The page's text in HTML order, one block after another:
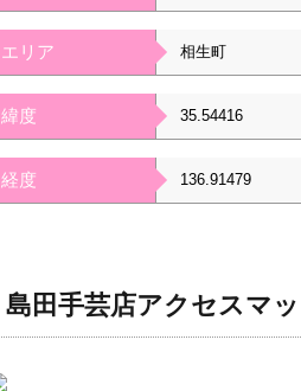
エリア 相生町
緯度 35.54416
経度 136.91479
島田手芸店アクセスマ